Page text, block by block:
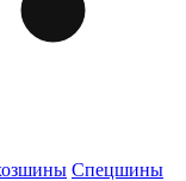
Спецшины